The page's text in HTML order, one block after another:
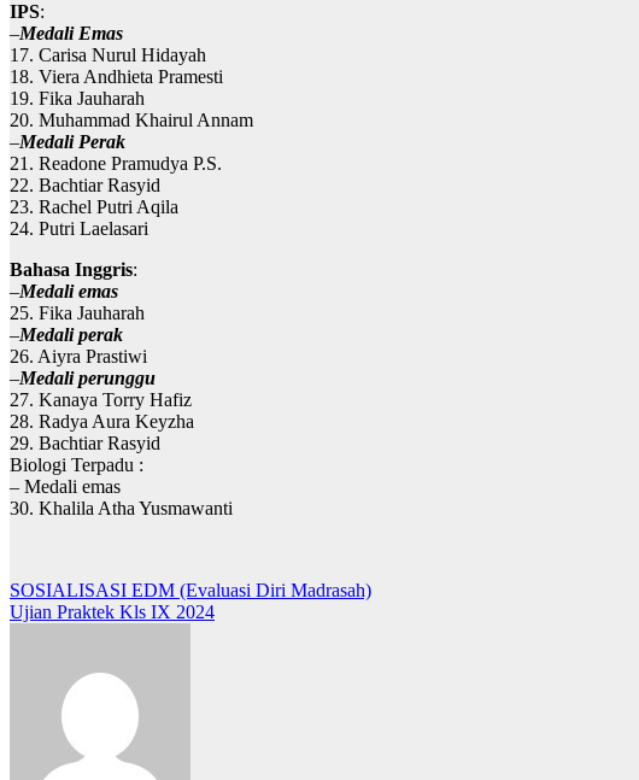
IPS:
–Medali Emas
17. Carisa Nurul Hidayah
18. ⁠Viera Andhieta Pramesti
19. ⁠Fika Jauharah
20. ⁠Muhammad Khairul Annam
–Medali Perak
21. Readone Pramudya P.S.
22. ⁠Bachtiar Rasyid
23. ⁠Rachel Putri Aqila
24. ⁠Putri Laelasari
Bahasa Inggris:
–Medali emas
25. Fika Jauharah
–Medali perak
26. Aiyra Prastiwi
–Medali perunggu
27. ⁠Kanaya Torry Hafiz
28. ⁠Radya Aura Keyzha
29. ⁠Bachtiar Rasyid
Biologi Terpadu :
– Medali emas
30. Khalila Atha Yusmawanti
Post
navigation
SOSIALISASI EDM (Evaluasi Diri Madrasah)
Ujian Praktek Kls IX 2024